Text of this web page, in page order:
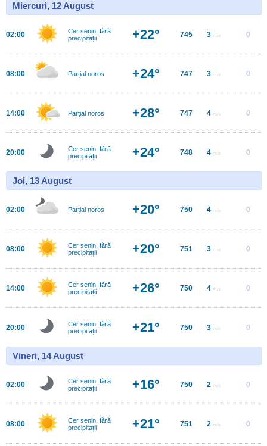
Miercuri, 12 August
02:00
Cer senin, fără
precipitații
+22° 745 3 m/s 0
08:00 Parțial noros +24° 747 3 m/s 0
14:00 Parţial noros +28° 747 4 m/s 0
20:00
Cer senin, fără
precipitații
+24° 748 4 m/s 0
Joi, 13 August
02:00 Parțial noros +20° 750 4 m/s 0
08:00
Cer senin, fără
precipitații
+20° 751 3 m/s 0
14:00
Cer senin, fără
precipitații
+26° 750 4 m/s 0
20:00
Cer senin, fără
precipitații
+21° 750 3 m/s 0
Vineri, 14 August
02:00
Cer senin, fără
precipitații
+16° 750 2 m/s 0
08:00
Cer senin, fără
precipitații
+21° 751 2 m/s 0